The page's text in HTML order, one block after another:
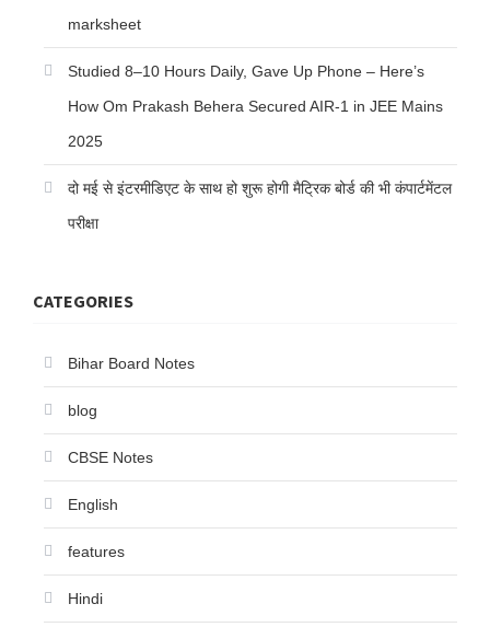
marksheet
Studied 8–10 Hours Daily, Gave Up Phone – Here’s
How Om Prakash Behera Secured AIR-1 in JEE Mains
2025
दो मई से इंटरमीडिएट के साथ हो शुरू होगी मैट्रिक बोर्ड की भी कंपार्टमेंटल
परीक्षा
CATEGORIES
Bihar Board Notes
blog
CBSE Notes
English
features
Hindi